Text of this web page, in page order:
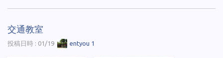
交通教室
投稿日時 : 01/19 entyou 1